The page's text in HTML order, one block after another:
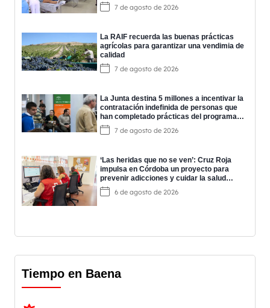
7 de agosto de 2026
La RAIF recuerda las buenas prácticas
agrícolas para garantizar una vendimia de
calidad
7 de agosto de 2026
La Junta destina 5 millones a incentivar la
contratación indefinida de personas que
han completado prácticas del programa
EPES
7 de agosto de 2026
‘Las heridas que no se ven’: Cruz Roja
impulsa en Córdoba un proyecto para
prevenir adicciones y cuidar la salud
mental
6 de agosto de 2026
Tiempo en Baena